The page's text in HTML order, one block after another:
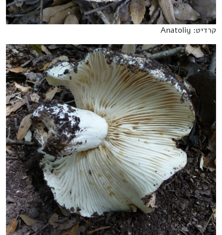
קרדיט: Anatoliy